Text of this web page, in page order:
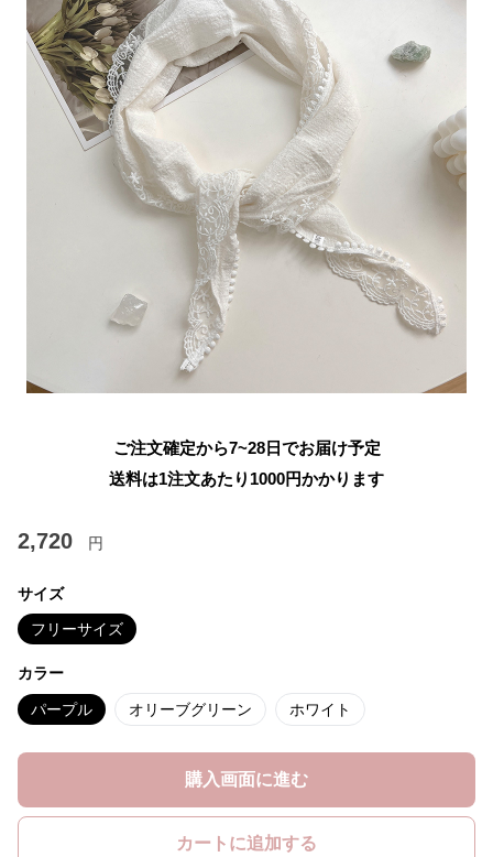
ご注文確定から7~28日でお届け予定
送料は1注文あたり 1000円かかります
2,720 円
サイズ
フリーサイズ
カラー
パープル オリーブグリーン ホワイト
購入画面に進む
カートに追加する